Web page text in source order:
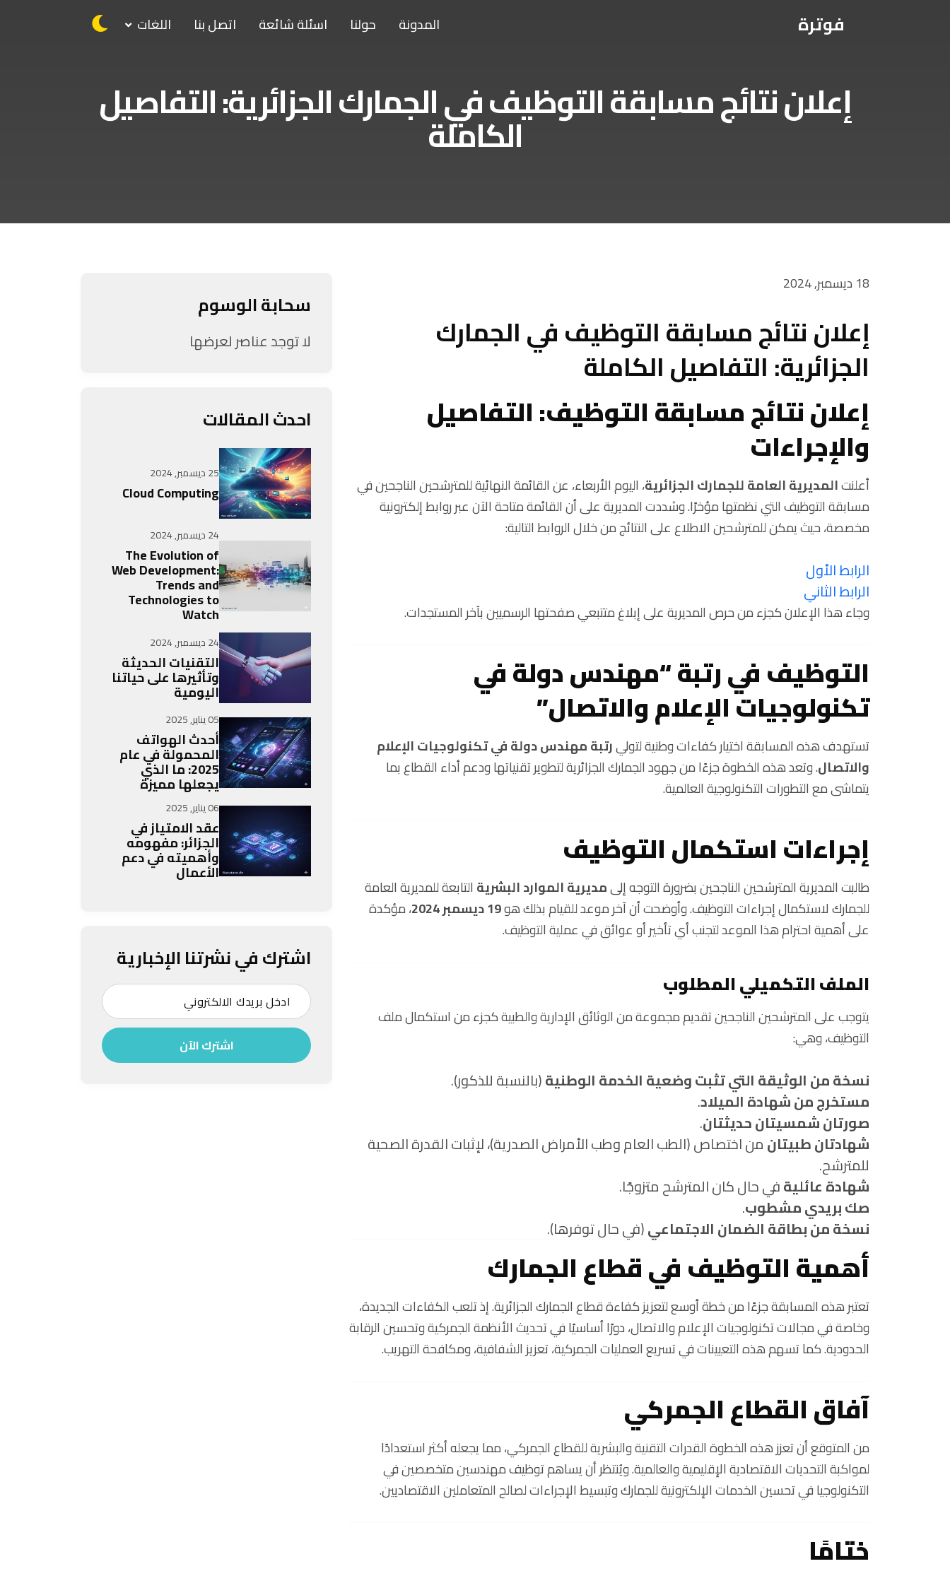
فوترة المدونة حولنا اسئلة شائعة اتصل بنا اللغات
إعلان نتائج مسابقة التوظيف في الجمارك الجزائرية: التفاصيل
الكاملة
18 ديسمبر, 2024
إعلان نتائج مسابقة التوظيف في الجمارك
الجزائرية: التفاصيل الكاملة
إعلان نتائج مسابقة التوظيف: التفاصيل
والإجراءات
أعلنتالمديرية العامة للجمارك الجزائرية، اليوم الأربعاء، عن القائمة النهائية للمترشحين الناجحين في
مسابقة التوظيف التي نظمتها مؤخرًا. وشددت المديرية على أن القائمة متاحة الآن عبر روابط إلكترونية
مخصصة، حيث يمكن للمترشحين الاطلاع على النتائج من خلال الروابط التالية:
الرابط الأول
الرابط الثاني
وجاء هذا الإعلان كجزء من حرص المديرية على إبلاغ متتبعي صفحتها الرسميين بآخر المستجدات.
التوظيف في رتبة “مهندس دولة في
تكنولوجيات الإعلام والاتصال”
تستهدف هذه المسابقة اختيار كفاءات وطنية لتوليرتبة مهندس دولة في تكنولوجيات الإعلام
والاتصال. وتعد هذه الخطوة جزءًا من جهود الجمارك الجزائرية لتطوير تقنياتها ودعم أداء القطاع بما
يتماشى مع التطورات التكنولوجية العالمية.
إجراءات استكمال التوظيف
طالبت المديرية المترشحين الناجحين بضرورة التوجه إلىمديرية الموارد البشرية التابعة للمديرية العامة
للجمارك لاستكمال إجراءات التوظيف. وأوضحت أن آخر موعد للقيام بذلك هو19 ديسمبر 2024
، مؤكدة
على أهمية احترام هذا الموعد لتجنب أي تأخير أو عوائق في عملية التوظيف.
الملف التكميلي المطلوب
يتوجب على المترشحين الناجحين تقديم مجموعة من الوثائق الإدارية والطبية كجزء من استكمال ملف
التوظيف، وهي:
نسخة من الوثيقة التي تثبت وضعية الخدمة الوطنية(بالنسبة للذكور).
مستخرج من شهادة الميلاد.
صورتان شمسيتان حديثتان.
شهادتان طبيتانمن اختصاص (الطب العام وطب الأمراض الصدرية)، لإثبات القدرة الصحية
للمترشح.
شهادة عائليةفي حال كان المترشح متزوجًا.
صك بريدي مشطوب.
نسخة من بطاقة الضمان الاجتماعي(في حال توفرها).
أهمية التوظيف في قطاع الجمارك
تعتبر هذه المسابقة جزءًا من خطة أوسع لتعزيز كفاءة قطاع الجمارك الجزائرية. إذ تلعب الكفاءات الجديدة،
وخاصة في مجالات تكنولوجيات الإعلام والاتصال، دورًا أساسيًا في تحديث الأنظمة الجمركية وتحسين الرقابة
الحدودية. كما تسهم هذه التعيينات في تسريع العمليات الجمركية، تعزيز الشفافية، ومكافحة التهريب.
آفاق القطاع الجمركي
من المتوقع أن تعزز هذه الخطوة القدرات التقنية والبشرية للقطاع الجمركي، مما يجعله أكثر استعدادًا
لمواكبة التحديات الاقتصادية الإقليمية والعالمية. ويُنتظر أن يساهم توظيف مهندسين متخصصين في
التكنولوجيا في تحسين الخدمات الإلكترونية للجمارك وتبسيط الإجراءات لصالح المتعاملين الاقتصاديين.
ختامًا
سحابة الوسوم
لا توجد عناصر لعرضها
احدث المقالات
25 ديسمبر, 2024
Cloud Computing
24 ديسمبر, 2024
The Evolution of
Web Development:
Trends and
Technologies to
Watch
24 ديسمبر, 2024
التقنيات الحديثة
وتأثيرها على حياتنا
اليومية
05 يناير, 2025
أحدث الهواتف
المحمولة في عام
2025: ما الذي
يجعلها مميزة
06 يناير, 2025
عقد الامتياز في
الجزائر: مفهومه
وأهميته في دعم
الأعمال
اشترك في نشرتنا الإخبارية
اشترك الآن